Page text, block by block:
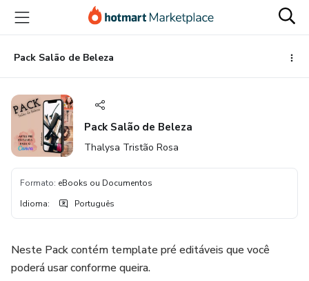
para
conteúdo
principal
para
pagamento
para
rodapé
Pack Salão de Beleza
Pack Salão de Beleza
Thalysa Tristão Rosa
Formato: eBooks ou Documentos
Idioma: Português
Neste Pack contém template pré editáveis que você
poderá usar conforme queira.